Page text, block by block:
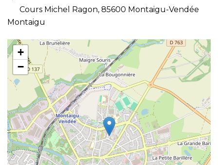
Cours Michel Ragon, 85600 Montaigu-Vendée
Montaigu
+
−